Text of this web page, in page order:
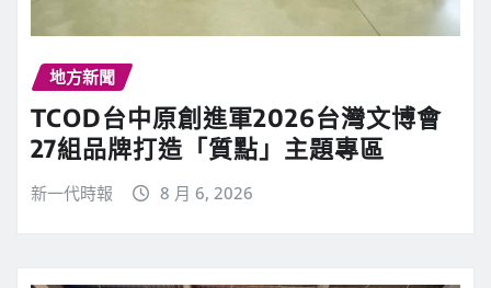
地方新聞
TCOD台中原創進軍2026台灣文博會
27組品牌打造「質點」主題專區
新一代時報 8 月 6, 2026